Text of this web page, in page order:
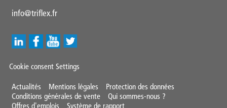
info@triflex.fr
Cookie consent Settings
Mini
Footer
Actualités Mentions légales
Protection des données
Conditions générales de vente
Qui sommes-nous ?
Offres d'emplois
Système de rapport